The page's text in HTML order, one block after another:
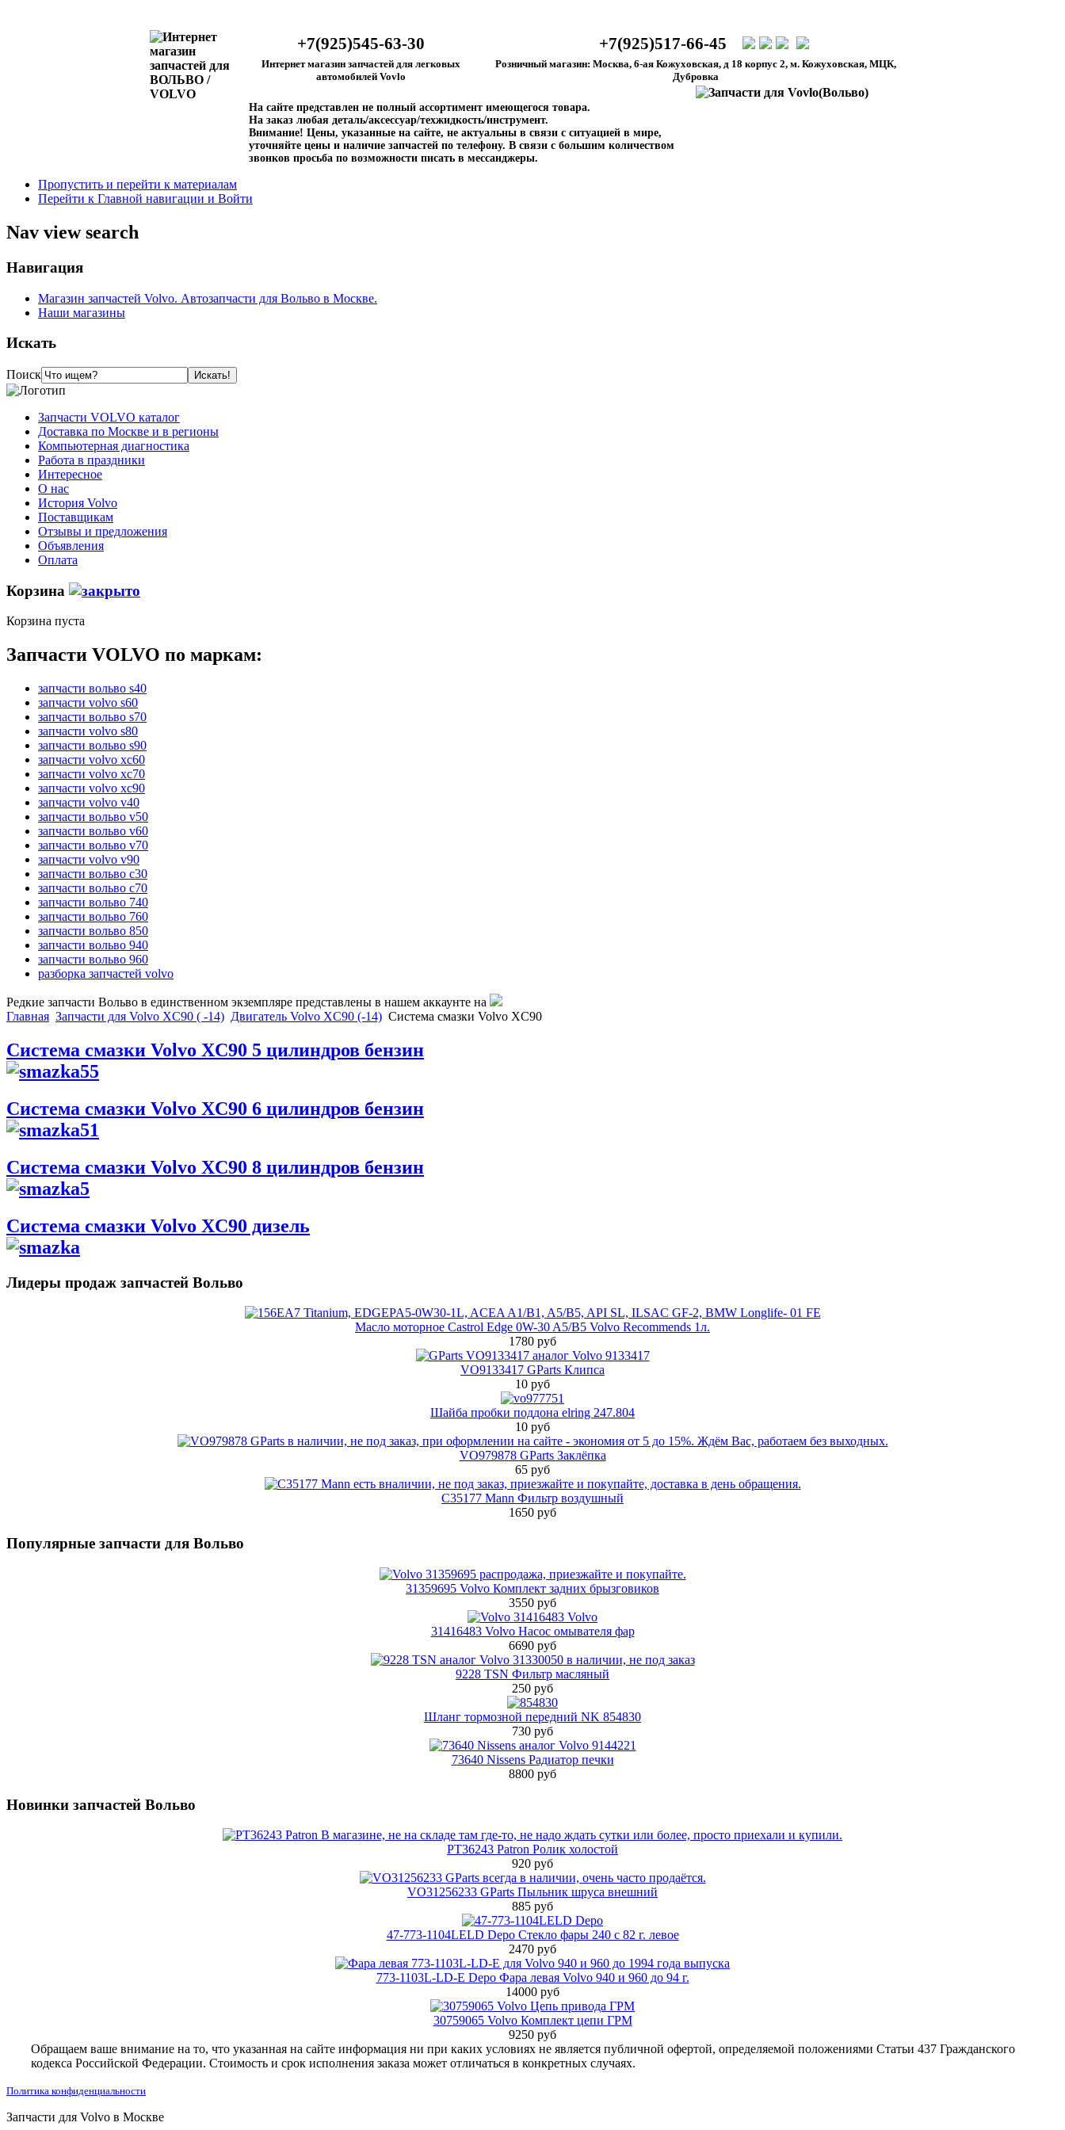
+7(925)545-63-30
Интернет магазин запчастей для легковых
автомобилей Vovlo
+7(925)517-66-45
Розничный магазин: Москва, 6-ая Кожуховская, д 18 корпус 2, м. Кожуховская, МЦК,
Дубровка
На сайте представлен не полный ассортимент имеющегося товара.
На заказ любая деталь/аксессуар/техжидкость/инструмент.
Внимание! Цены, указанные на сайте, не актуальны в связи с ситуацией в мире,
уточняйте цены и наличие запчастей по телефону. В связи с большим количеством
звонков просьба по возможности писать в мессанджеры.
Пропустить и перейти к материалам
Перейти к Главной навигации и Войти
Nav view search
Навигация
Магазин запчастей Volvo. Автозапчасти для Вольво в Москве.
Наши магазины
Искать
Поиск
Запчасти VOLVO каталог
Доставка по Москве и в регионы
Компьютерная диагностика
Работа в праздники
Интересное
О нас
История Volvo
Поставщикам
Отзывы и предложения
Объявления
Оплата
Корзина
Корзина пуста
Запчасти VOLVO по маркам:
запчасти вольво s40
запчасти volvo s60
запчасти вольво s70
запчасти volvo s80
запчасти вольво s90
запчасти volvo xc60
запчасти volvo xc70
запчасти volvo xc90
запчасти volvo v40
запчасти вольво v50
запчасти вольво v60
запчасти вольво v70
запчасти volvo v90
запчасти вольво c30
запчасти вольво c70
запчасти вольво 740
запчасти вольво 760
запчасти вольво 850
запчасти вольво 940
запчасти вольво 960
разборка запчастей volvo
Редкие запчасти Вольво в единственном экземпляре представлены в нашем аккаунте на
Главная Запчасти для Volvo XC90 ( -14) Двигатель Volvo XC90 (-14) Система смазки Volvo XC90
Система смазки Volvo XC90 5 цилиндров бензин
Система смазки Volvo XC90 6 цилиндров бензин
Система смазки Volvo XC90 8 цилиндров бензин
Система смазки Volvo XC90 дизель
Лидеры продаж запчастей Вольво
Масло моторное Castrol Edge 0W-30 A5/B5 Volvo Recommends 1л.
1780 руб
VO9133417 GParts Клипса
10 руб
Шайба пробки поддона elring 247.804
10 руб
VO979878 GParts Заклёпка
65 руб
C35177 Mann Фильтр воздушный
1650 руб
Популярные запчасти для Вольво
31359695 Volvo Комплект задних брызговиков
3550 руб
31416483 Volvo Насос омывателя фар
6690 руб
9228 TSN Фильтр масляный
250 руб
Шланг тормозной передний NK 854830
730 руб
73640 Nissens Радиатор печки
8800 руб
Новинки запчастей Вольво
PT36243 Patron Ролик холостой
920 руб
VO31256233 GParts Пыльник шруса внешний
885 руб
47-773-1104LELD Depo Стекло фары 240 с 82 г. левое
2470 руб
773-1103L-LD-E Depo Фара левая Volvo 940 и 960 до 94 г.
14000 руб
30759065 Volvo Комплект цепи ГРМ
9250 руб
Обращаем ваше внимание на то, что указанная на сайте информация ни при каких условиях не является публичной офертой, определяемой положениями Статьи 437 Гражданского
кодекса Российской Федерации. Стоимость и срок исполнения заказа может отличаться в конкретных случаях.
Политика конфиденциальности
Запчасти для Volvo в Москве